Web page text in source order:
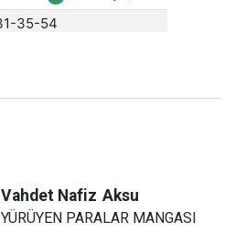
Vahdet Nafiz Aksu
YÜRÜYEN PARALAR MANGASI